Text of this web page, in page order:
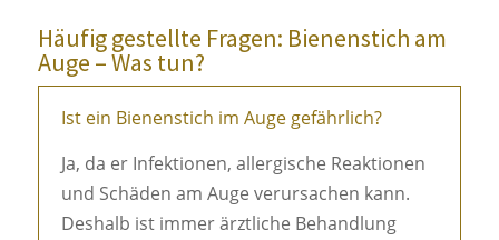
Häufig gestellte Fragen: Bienenstich am
Auge – Was tun?
Ist ein Bienenstich im Auge gefährlich?
Ja, da er Infektionen, allergische Reaktionen
und Schäden am Auge verursachen kann.
Deshalb ist immer ärztliche Behandlung